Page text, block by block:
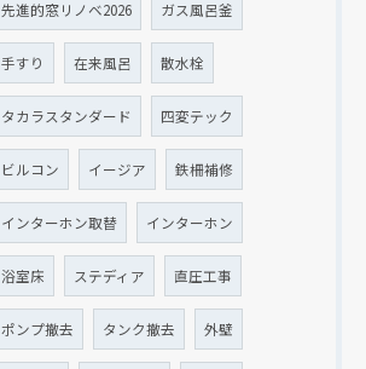
先進的窓リノベ2026 ガス風呂釜
手すり 在来風呂 散水栓
タカラスタンダード 四変テック
ビルコン イージア 鉄柵補修
インターホン取替 インターホン
浴室床 ステディア 直圧工事
ポンプ撤去 タンク撤去 外壁